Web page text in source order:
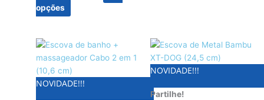
opções
NOVIDADE!!!
NOVIDADE!!!
Partilhe!